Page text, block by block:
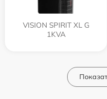
VISION SPIRIT XL G
1KVA